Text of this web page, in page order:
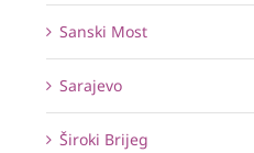
Sanski Most
Sarajevo
Široki Brijeg